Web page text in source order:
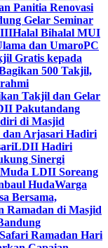
Panitia Renovasi
Gelar Seminar
Halal Bihalal MUI
dan UmaroPC
Gratis kepada
500 Takjil,
Takjil dan Gelar
Pakutandang
di Masjid
Arjasari Hadiri
LDII Hadiri
Sinergi
LDII Soreang
HudaWarga
Bersama,
Ramadan di Masjid
Ramadan Hari